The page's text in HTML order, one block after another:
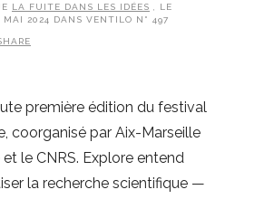
LA FUITE DANS LES IDÉES
, LE
MAI 2024 DANS VENTILO N° 497
première édition du festival
coorganisé par Aix-Marseille
le CNRS. Explore entend
la recherche scientifique —